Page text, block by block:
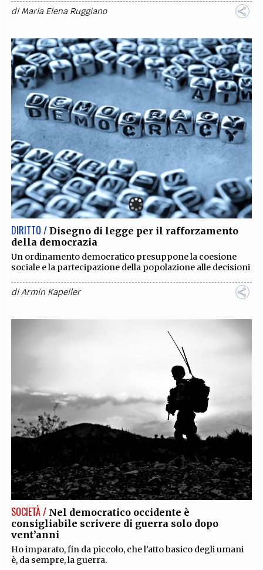
diMaria Elena Ruggiano
DIRITTO / Disegno di legge per il rafforzamento
della democrazia
Un ordinamento democratico presuppone la coesione
sociale e la partecipazione della popolazione alle decisioni
diArmin Kapeller
SOCIETÀ / Nel democratico occidente è
consigliabile scrivere di guerra solo dopo
vent’anni
Ho imparato, fin da piccolo, che l’atto basico degli umani
è, da sempre, la guerra.